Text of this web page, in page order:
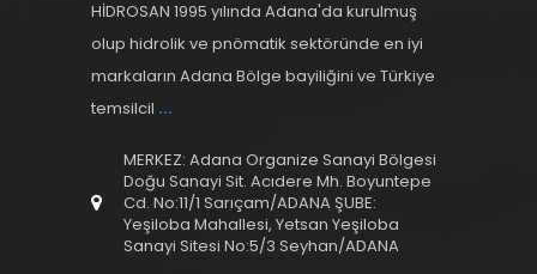
HİDROSAN 1995 yılında Adana'da kurulmuş
olup hidrolik ve pnömatik sektöründe en iyi
markaların Adana Bölge bayiliğini ve Türkiye
temsilcil ...
MERKEZ: Adana Organize Sanayi Bölgesi
Doğu Sanayi Sit. Acıdere Mh. Boyuntepe
Cd. No:11/1 Sarıçam/ADANA ŞUBE:
Yeşiloba Mahallesi, Yetsan Yeşiloba
Sanayi Sitesi No:5/3 Seyhan/ADANA